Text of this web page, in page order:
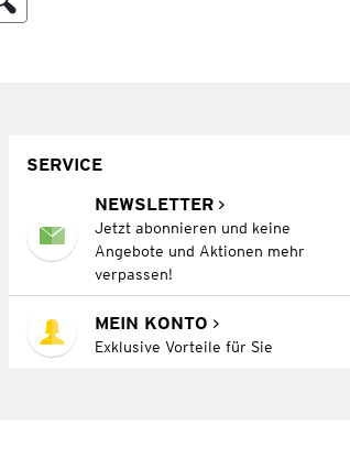
SERVICE
NEWSLETTER
Jetzt abonnieren und keine
Angebote und Aktionen mehr
verpassen!
MEIN KONTO
Exklusive Vorteile für Sie